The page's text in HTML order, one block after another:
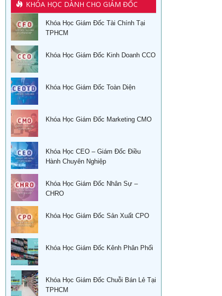
KHÓA HỌC DÀNH CHO GIÁM ĐỐC
Khóa Học Giám Đốc Tài Chính Tại
TPHCM
Khóa Học Giám Đốc Kinh Doanh CCO
Khóa Học Giám Đốc Toàn Diện
Khóa Học Giám Đốc Marketing CMO
Khóa Học CEO – Giám Đốc Điều
Hành Chuyên Nghiệp
Khóa Học Giám Đốc Nhân Sự –
CHRO
Khóa Học Giám Đốc Sản Xuất CPO
Khóa Học Giám Đốc Kênh Phân Phối
Khóa Học Giám Đốc Chuỗi Bán Lẻ Tại
TPHCM